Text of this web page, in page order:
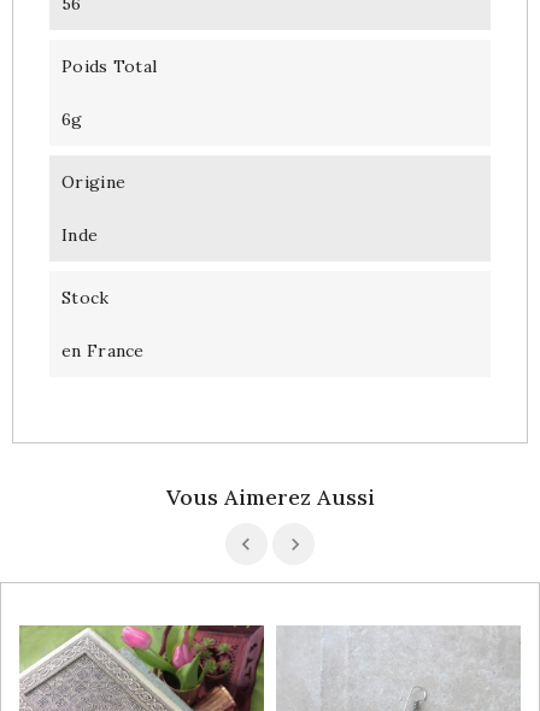
Poids Total
6g
Origine
Inde
Stock
en France
Vous Aimerez Aussi